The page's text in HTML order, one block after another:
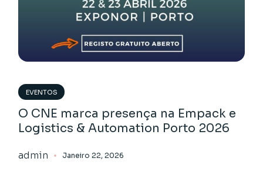
EVENTOS
O CNE marca presença na Empack e
Logistics & Automation Porto 2026
admin Janeiro 22, 2026